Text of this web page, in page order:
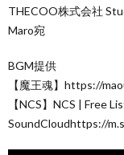
THECOO株式会社
Maro宛
BGM提供
【魔王魂】https://
【NCS】NCS | Free
SoundCloudhttps://